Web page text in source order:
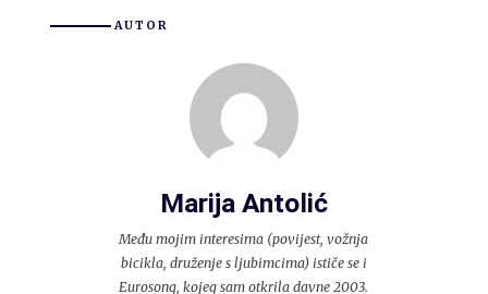
AUTOR
Marija Antolić
Među mojim interesima (povijest, vožnja
bicikla, druženje s ljubimcima) ističe se i
Eurosong, kojeg sam otkrila davne 2003.